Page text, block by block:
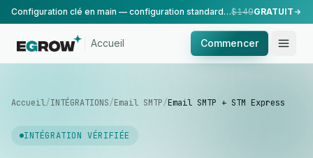
Configuration clé en main — configuration standard, réalisée par notre équipe.$149GRATUIT
Accueil Commencer
Accueil/INTÉGRATIONS/Email SMTP/Email SMTP + STM Express
INTÉGRATION VÉRIFIÉE